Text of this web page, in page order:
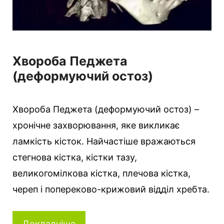
Хвороба Педжета
(деформуючий остоз)
Хвороба Педжета (деформуючий остоз) –
хронічне захворювання, яке викликає
ламкість кісток. Найчастіше вражаються
стегнова кістка, кістки тазу,
великогомілкова кістка, плечова кістка,
череп і попереково-крижовий відділ хребта.